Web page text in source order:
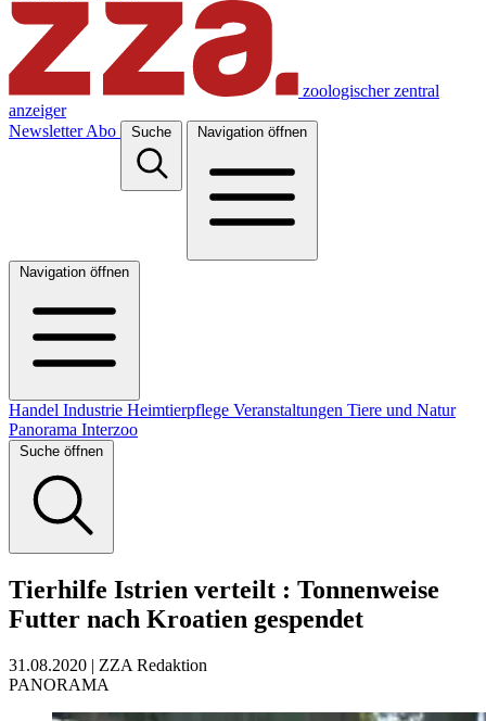
zoologischer zentral
anzeiger
Newsletter Abo Suche Navigation öffnen
Navigation öffnen
Handel Industrie Heimtierpflege Veranstaltungen Tiere und Natur
Panorama Interzoo
Suche öffnen
Tierhilfe Istrien verteilt : Tonnenweise
Futter nach Kroatien gespendet
31.08.2020 | ZZA Redaktion
PANORAMA